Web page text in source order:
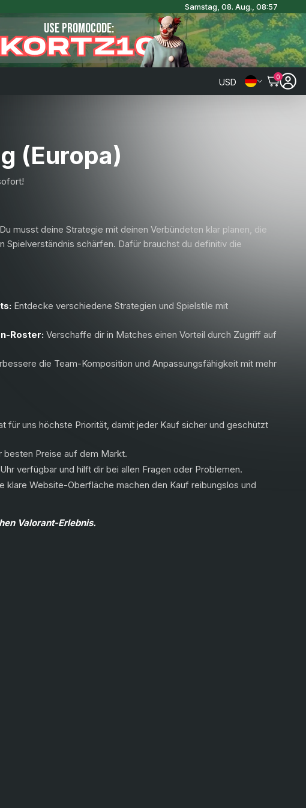
Samstag, 08. Aug., 08:57
USE PROMOCODE:
KORTZ10
USD
0
(Europa)
musst deine Strategie mit deinen Verbündeten klar planen, die
Spielverständnis schärfen. Dafür brauchst du definitiv die
Entdecke verschiedene Strategien und Spielstile mit
Roster: Verschaffe dir in Matches einen Vorteil durch Zugriff auf
die Team-Komposition und Anpassungsfähigkeit mit mehr
für uns höchste Priorität, damit jeder Kauf sicher und geschützt
besten Preise auf dem Markt.
verfügbar und hilft dir bei allen Fragen oder Problemen.
klare Website-Oberfläche machen den Kauf reibungslos und
Valorant-Erlebnis.